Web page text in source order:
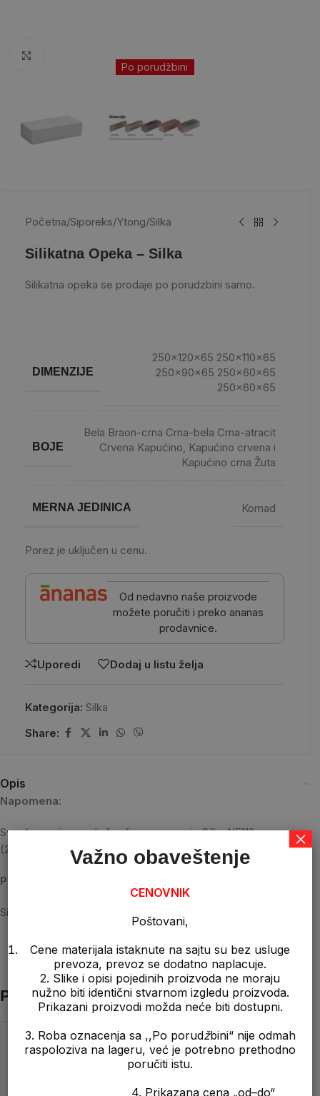
Po porudžbini
Početna/Siporeks/Ytong/Silka
Silikatna Opeka – Silka
Silikatna opeka se prodaje po porudzbini samo.
DIMENZIJE
250x120x65 250x110x65
250x90x65 250x60x65
250x60x65
BOJE
Bela Braon-crna Crna-bela Crna-atracit
Crvena Kapućino, Kapućino crvena i
Kapućino crna Žuta
MERNA JEDINICA Komad
Porez je uključen u cenu.
Od nedavno naše proizvode
možete poručiti i preko ananas
prodavnice.
Uporedi Dodaj u listu želja
Kategorija: Silka
Share:
Opis
Napomena:
Sve dimenzije su reljefne forme, samo je Silka NF112
(250x120x65) glatka
Proizvodjač:
Silka
Povezani proizvodi
Važno obaveštenje
CENOVNIK
Poštovani,
Cene materijala istaknute na sajtu su bez usluge
prevoza, prevoz se dodatno naplacuje.
2. Slike i opisi pojedinih proizvoda ne moraju
nužno biti identični stvarnom izgledu proizvoda.
Prikazani proizvodi možda neće biti dostupni.
3. Roba oznacenja sa ,,Po porudžbini“ nije odmah
raspoloziva na lageru, već je potrebno prethodno
poručiti istu.
4. Prikazana cena „od–do“
×